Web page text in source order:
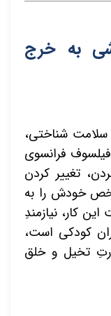
به خرج
سلامت شناختی،
فرانسوی
تغییر کردن
خودش را به
کار، نیازمندِ
کودکی است،
تخیل و خلق